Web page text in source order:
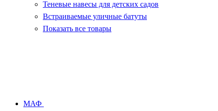
Теневые навесы для детских садов
Встраиваемые уличные батуты
Показать все товары
МАФ